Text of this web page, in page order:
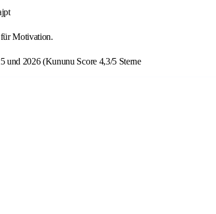
für Motivation.
und 2026 (Kununu Score 4,3/5 Sterne